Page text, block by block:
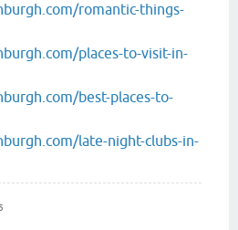
romantic-things-
places-to-visit-in-
best-places-to-
late-night-clubs-in-